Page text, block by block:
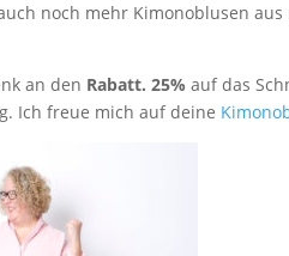
noch mehr Kimonoblusen
an den Rabatt. 25% auf das
Ich freue mich auf deine